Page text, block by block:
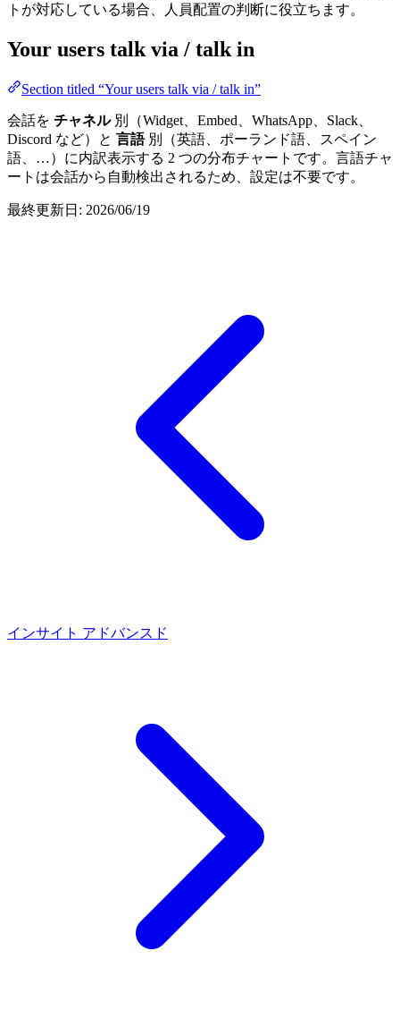
トが対応している場合、人員配置の判断に役立ちます。
Your users talk via / talk in
Section titled “Your users talk via / talk in”
会話を チャネル別（Widget、Embed、WhatsApp、Slack、
Discord など）と 言語別（英語、ポーランド語、スペイン
語、…）に内訳表示する 2 つの分布チャートです。言語チャ
ートは会話から自動検出されるため、設定は不要です。
最終更新日: 2026/06/19
インサイト アドバンスド